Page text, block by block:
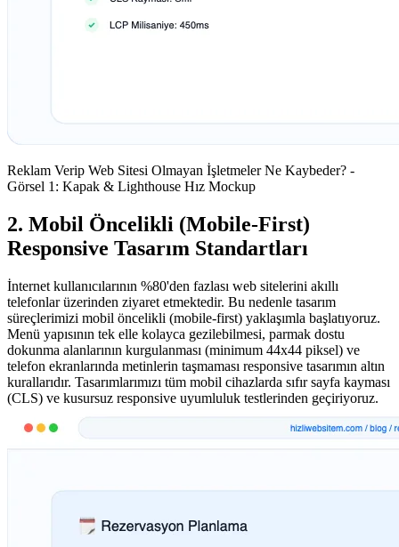
Reklam Verip Web Sitesi Olmayan İşletmeler Ne Kaybeder? -
Görsel 1: Kapak & Lighthouse Hız Mockup
2. Mobil Öncelikli (Mobile-First)
Responsive Tasarım Standartları
İnternet kullanıcılarının %80'den fazlası web sitelerini akıllı
telefonlar üzerinden ziyaret etmektedir. Bu nedenle tasarım
süreçlerimizi mobil öncelikli (mobile-first) yaklaşımla başlatıyoruz.
Menü yapısının tek elle kolayca gezilebilmesi, parmak dostu
dokunma alanlarının kurgulanması (minimum 44x44 piksel) ve
telefon ekranlarında metinlerin taşmaması responsive tasarımın altın
kurallarıdır. Tasarımlarımızı tüm mobil cihazlarda sıfır sayfa kayması
(CLS) ve kusursuz responsive uyumluluk testlerinden geçiriyoruz.